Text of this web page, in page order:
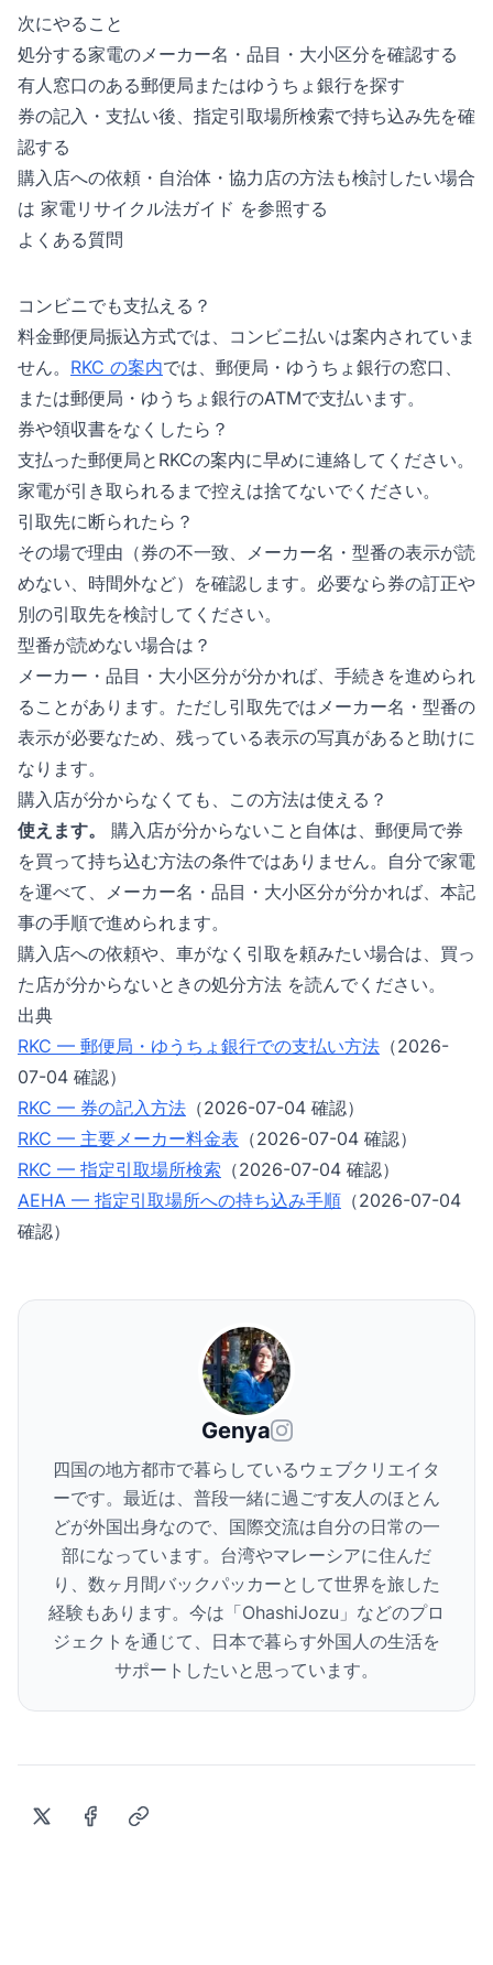
次にやること
処分する家電のメーカー名・品目・大小区分を確認する
有人窓口のある郵便局またはゆうちょ銀行を探す
券の記入・支払い後、指定引取場所検索で持ち込み先を確
認する
購入店への依頼・自治体・協力店の方法も検討したい場合
は 家電リサイクル法ガイド を参照する
よくある質問
コンビニでも支払える？
料金郵便局振込方式では、コンビニ払いは案内されていま
せん。 RKC の案内では、郵便局・ゆうちょ銀行の窓口、
または郵便局・ゆうちょ銀行のATMで支払います。
券や領収書をなくしたら？
支払った郵便局とRKCの案内に早めに連絡してください。
家電が引き取られるまで控えは捨てないでください。
引取先に断られたら？
その場で理由（券の不一致、メーカー名・型番の表示が読
めない、時間外など）を確認します。必要なら券の訂正や
別の引取先を検討してください。
型番が読めない場合は？
メーカー・品目・大小区分が分かれば、手続きを進められ
ることがあります。ただし引取先ではメーカー名・型番の
表示が必要なため、残っている表示の写真があると助けに
なります。
購入店が分からなくても、この方法は使える？
使えます。​
購入店が分からないこと自体は、郵便局で券
を買って持ち込む方法の条件ではありません。自分で家電
を運べて、メーカー名・品目・大小区分が分かれば、本記
事の手順で進められます。
購入店への依頼や、車がなく引取を頼みたい場合は、 買っ
た店が分からないときの処分方法 を読んでください。
出典
RKC — 郵便局・ゆうちょ銀行での支払い方法 （2026-
07-04 確認）
RKC — 券の記入方法 （2026-07-04 確認）
RKC — 主要メーカー料金表 （2026-07-04 確認）
RKC — 指定引取場所検索 （2026-07-04 確認）
AEHA — 指定引取場所への持ち込み手順 （2026-07-04
確認）
Genya
四国の地方都市で暮らしているウェブクリエイタ
ーです。最近は、普段一緒に過ごす友人のほとん
どが外国出身なので、国際交流は自分の日常の一
部になっています。台湾やマレーシアに住んだ
り、数ヶ月間バックパッカーとして世界を旅した
経験もあります。今は「OhashiJozu」などのプロ
ジェクトを通じて、日本で暮らす外国人の生活を
サポートしたいと思っています。